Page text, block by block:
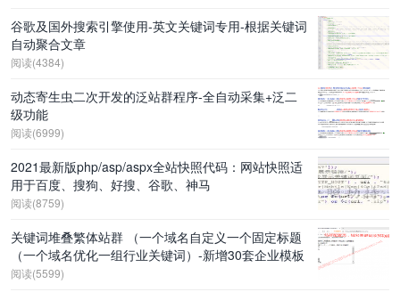
谷歌及国外搜索引擎使用-英文关键词专用-根据关键词
自动聚合文章
阅读(4384)
动态寄生虫二次开发的泛站群程序-全自动采集+泛二
级功能
阅读(6999)
2021最新版php/asp/aspx全站快照代码：网站快照适
用于百度、搜狗、好搜、谷歌、神马
阅读(8759)
关键词堆叠繁体站群 （一个域名自定义一个固定标题
（一个域名优化一组行业关键词）-新增30套企业模板
阅读(5599)